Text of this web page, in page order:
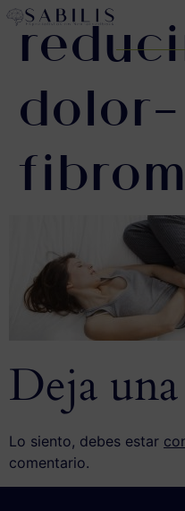
dolor-
Deja
Lo siento, debes estar
comentario.